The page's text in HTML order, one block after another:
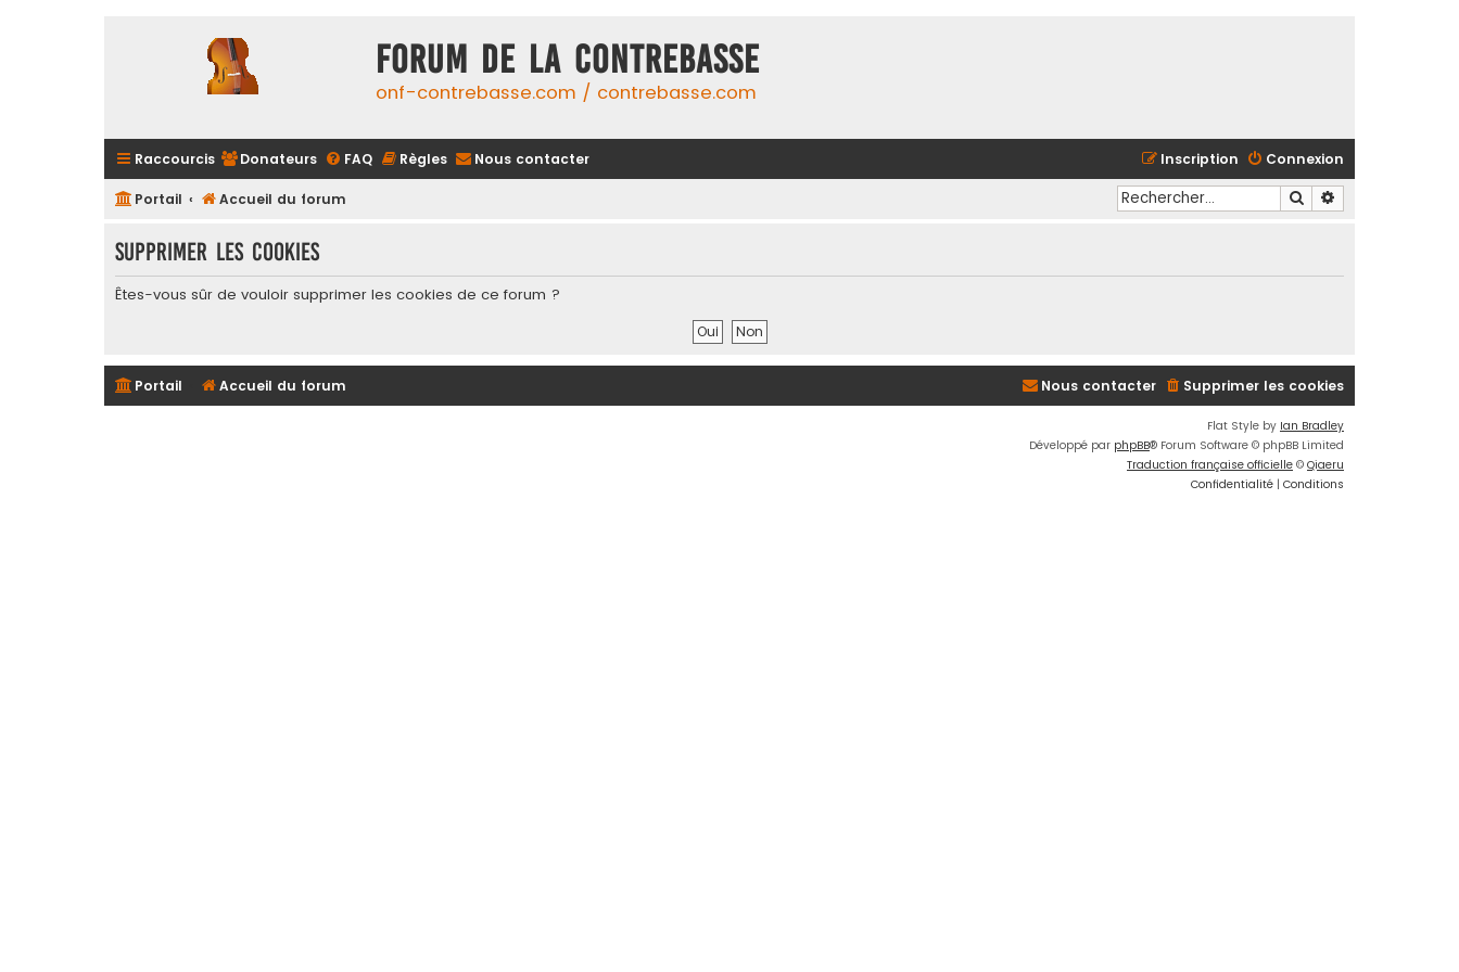
FORUM DE LA CONTREBASSE
onf-contrebasse.com / contrebasse.com
Raccourcis Donateurs FAQ Règles Nous contacter Connexion
Inscription
Portail Accueil du forum Rechercher
Supprimer les cookies
Êtes-vous sûr de vouloir supprimer les cookies de ce forum ?
Portail Accueil du forum Supprimer les cookies
Nous contacter
Flat Style by Ian Bradley
Développé par phpBB® Forum Software © phpBB Limited
Traduction française officielle © Qiaeru
Confidentialité | Conditions